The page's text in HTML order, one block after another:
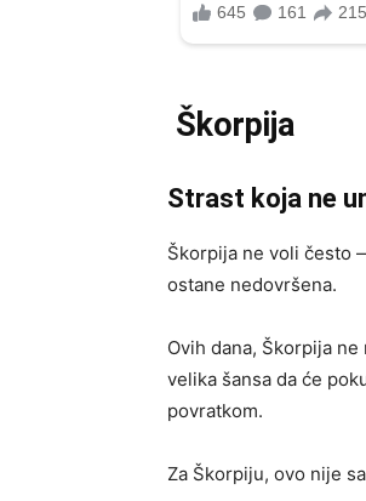
Škorpija
Strast koja ne
Škorpija ne voli često
ostane nedovršena.
Ovih dana, Škorpija
velika šansa da će
povratkom.
Za Škorpiju, ovo nije